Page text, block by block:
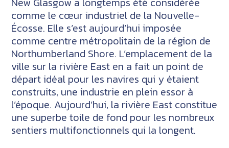
comme le cœur industriel de la Nouvelle-
Écosse. Elle s’est aujourd’hui imposée
comme centre métropolitain de la région de
Northumberland Shore. L’emplacement de la
ville sur la rivière East en a fait un point de
départ idéal pour les navires qui y étaient
construits, une industrie en plein essor à
l’époque. Aujourd’hui, la rivière East constitue
une superbe toile de fond pour les nombreux
sentiers multifonctionnels qui la longent.